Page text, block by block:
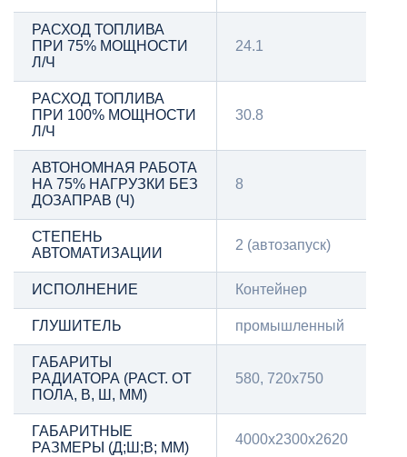
РАСХОД ТОПЛИВА
ПРИ 75% МОЩНОСТИ
Л/Ч
24.1
РАСХОД ТОПЛИВА
ПРИ 100% МОЩНОСТИ
Л/Ч
30.8
АВТОНОМНАЯ РАБОТА
НА 75% НАГРУЗКИ БЕЗ
ДОЗАПРАВ (Ч)
8
СТЕПЕНЬ
АВТОМАТИЗАЦИИ
2 (автозапуск)
ИСПОЛНЕНИЕ Контейнер
ГЛУШИТЕЛЬ промышленный
ГАБАРИТЫ
РАДИАТОРА (РАСТ. ОТ
ПОЛА, В, Ш, ММ)
580, 720х750
ГАБАРИТНЫЕ
РАЗМЕРЫ (Д;Ш;В; ММ)
4000x2300x2620